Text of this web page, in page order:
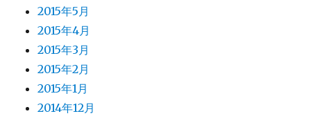
2015年5月
2015年4月
2015年3月
2015年2月
2015年1月
2014年12月